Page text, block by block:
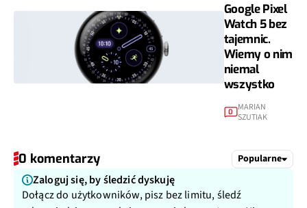
Google Pixel
Watch 5 bez
tajemnic.
Wiemy o nim
niemal
wszystko
0
MARIAN
SZUTIAK
0 komentarzy Popularne
Zaloguj się, by śledzić dyskuję
Dołącz do użytkowników, pisz bez limitu, śledź